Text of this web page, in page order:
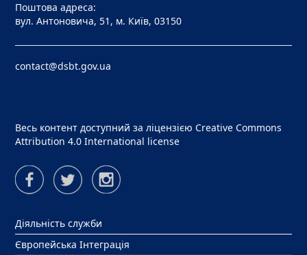
Поштова адреса:
вул. Антоновича, 51, м. Київ, 03150
contact@dsbt.gov.ua
Весь контент доступний за ліцензієюCreative Commons
Attribution 4.0 International license
Діяльність служби
Європейська Інтеграція